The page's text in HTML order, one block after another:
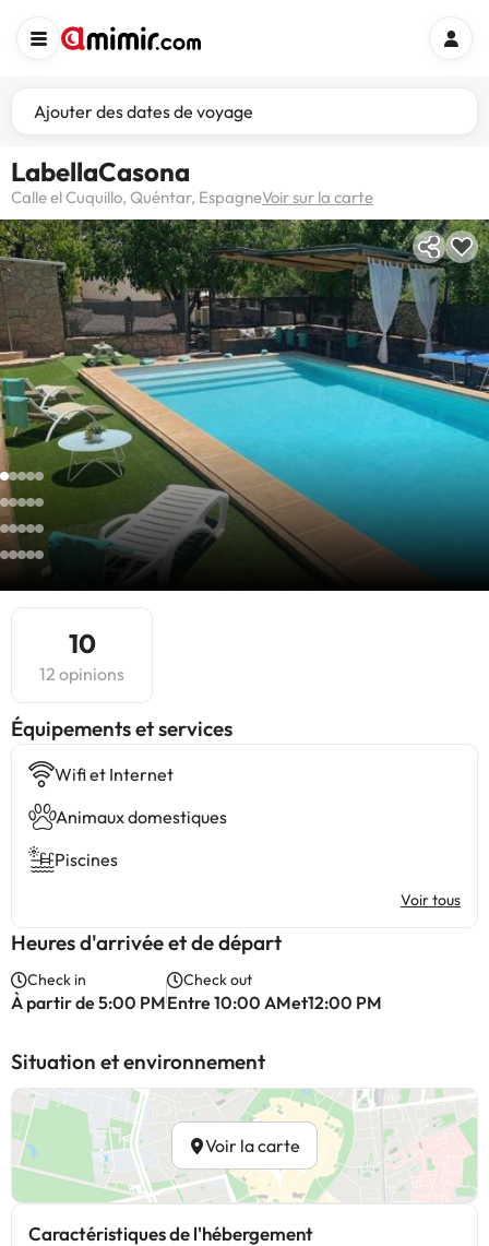
Ajouter des dates de voyage
LabellaCasona
Calle el Cuquillo, Quéntar, EspagneVoir sur la carte
10
12 opinions
​Équipements et services
Wifi et Internet
Animaux domestiques
Piscines
Voir tous
Heures d'arrivée et de départ
Check in
À partir de 5:00 PM
Check out
Entre 10:00 AMet12:00 PM
Situation et environnement
Voir la carte
Caractéristiques de l'hébergement